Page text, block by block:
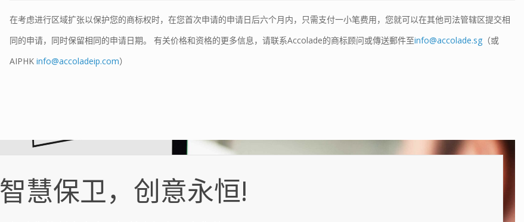
在考虑进行区域扩张以保护您的商标权时，在您首次申请的申请日后六个月内，只需支付一小笔费用，您就可以在其他司法管辖区提交相
同的申请，同时保留相同的申请日期。 有关价格和资格的更多信息，请联系Accolade的商标顾问或傳送郵件至info@accolade.sg（或
AIPHK info@accoladeip.com）
智慧保卫，创意永恒!